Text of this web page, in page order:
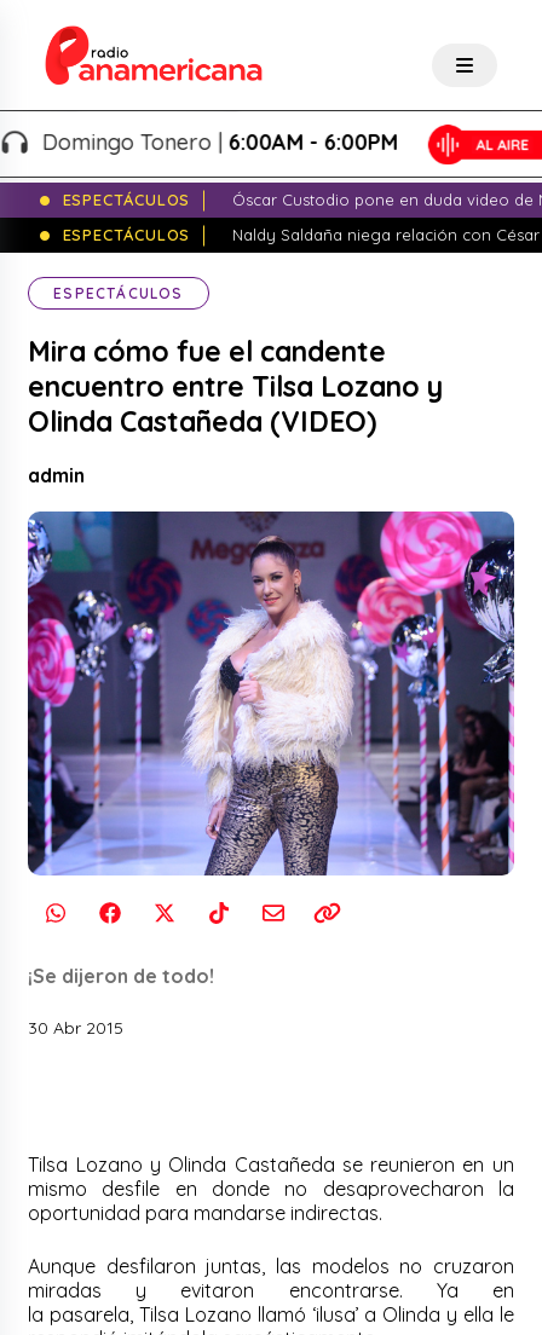
Tonero |6:00AM - 6:00PM
ESPECTÁCULOS
Óscar Custodio pone en duda video de
ESPECTÁCULOS
Naldy Saldaña niega relación con
ESPECTÁCULOS
Mira cómo fue el candente
encuentro entre Tilsa Lozano y
Olinda Castañeda (VIDEO)
admin
¡Se dijeron de todo!
30 Abr 2015
Tilsa Lozano y Olinda Castañeda se reunieron en un
mismo desfile en donde no desaprovecharon la
oportunidad para mandarse indirectas.
Aunque desfilaron juntas, las modelos no cruzaron
miradas y evitaron encontrarse. Ya en
la pasarela, Tilsa Lozano llamó ‘ilusa’ a Olinda y ella le